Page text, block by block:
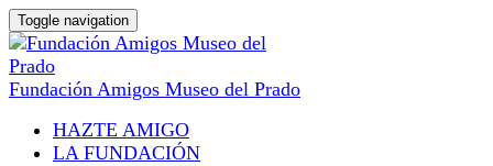
Toggle navigation
Fundación Amigos Museo del Prado
HAZTE AMIGO
LA FUNDACIÓN